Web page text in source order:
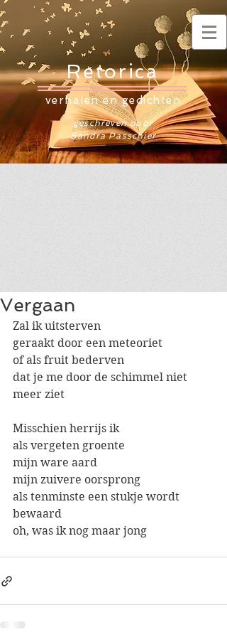
Retorica
verhalen en gedichten
geschreven door
Sandra Passchier
Vergaan
Zal ik uitsterven
geraakt door een meteoriet
of als fruit bederven
dat je me door de schimmel niet
meer ziet
Misschien herrijs ik
als vergeten groente
mijn ware aard
mijn zuivere oorsprong
als tenminste een stukje wordt
bewaard
oh, was ik nog maar jong